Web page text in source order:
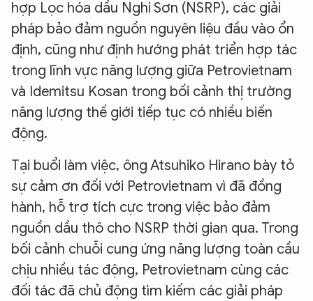
hợp Lọc hóa dầu Nghi Sơn (NSRP), các giải
pháp bảo đảm nguồn nguyên liệu đầu vào ổn
định, cũng như định hướng phát triển hợp tác
trong lĩnh vực năng lượng giữa Petrovietnam
và Idemitsu Kosan trong bối cảnh thị trường
năng lượng thế giới tiếp tục có nhiều biến
động.
Tại buổi làm việc, ông Atsuhiko Hirano bày tỏ
sự cảm ơn đối với Petrovietnam vì đã đồng
hành, hỗ trợ tích cực trong việc bảo đảm
nguồn dầu thô cho NSRP thời gian qua. Trong
bối cảnh chuỗi cung ứng năng lượng toàn cầu
chịu nhiều tác động, Petrovietnam cùng các
đối tác đã chủ động tìm kiếm các giải pháp